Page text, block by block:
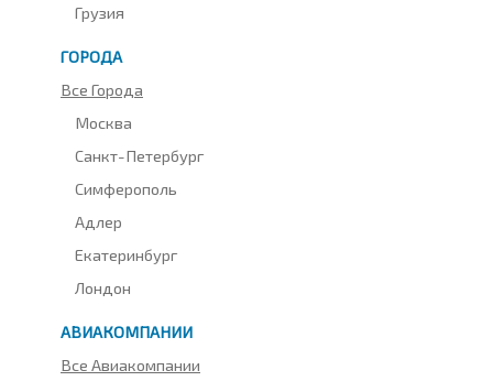
Грузия
ГОРОДА
Все Города
Москва
Санкт-Петербург
Симферополь
Адлер
Екатеринбург
Лондон
АВИАКОМПАНИИ
Все Авиакомпании